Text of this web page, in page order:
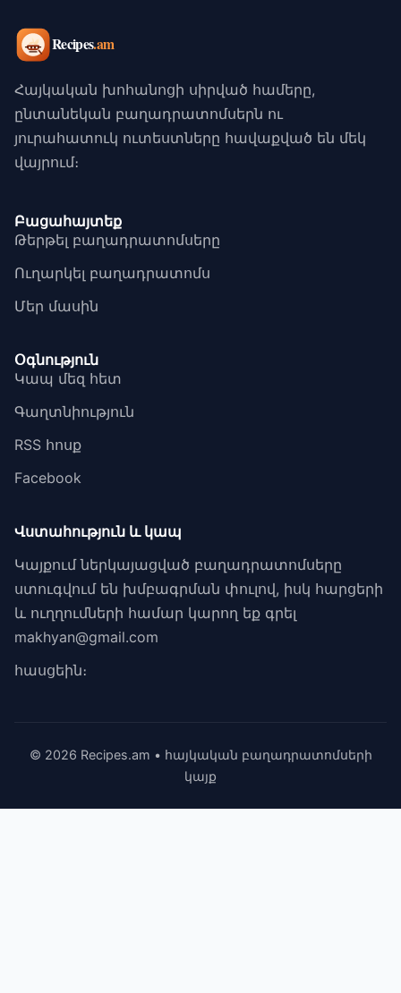
Հայկական խոհանոցի սիրված համերը,
ընտանեկան բաղադրատոմսերն ու
յուրահատուկ ուտեստները հավաքված են մեկ
վայրում։
Բացահայտեք
Թերթել բաղադրատոմսերը
Ուղարկել բաղադրատոմս
Մեր մասին
Օգնություն
Կապ մեզ հետ
Գաղտնիություն
RSS հոսք
Facebook
Վստահություն և կապ
Կայքում ներկայացված բաղադրատոմսերը
ստուգվում են խմբագրման փուլով, իսկ հարցերի
և ուղղումների համար կարող եք գրել
makhyan@gmail.com
հասցեին։
© 2026 Recipes.am • հայկական բաղադրատոմսերի
կայք